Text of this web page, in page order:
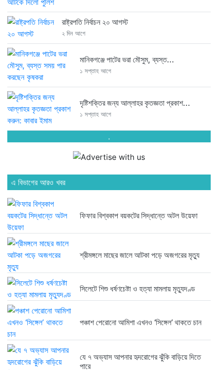
রাষ্ট্রপতি নির্বাচন ২০ আগস্ট
২ দিন আগে
মানিকগঞ্জে পাটের ভরা মৌসুম, ব্যস্ত...
১ সপ্তাহ আগে
দৃষ্টিশক্তির জন্য আল্লাহর কৃতজ্ঞতা প্রকাশ...
১ সপ্তাহ আগে
.
এ বিভাগের আরও খবর
ফিফার বিশ্বকাপ বয়কটের সিদ্ধান্তে অটল উয়েফা
শ্রীমঙ্গলে মাছের জালে আটকা পড়ে অজগরের মৃত্যু
সিলেটে শিশু ধর্ষণচেষ্টা ও হত্যা মামলায় মৃত্যুদণ্ড
পঞ্চাশ পেরোনো আমিশা এখনও ‘সিঙ্গেল’ থাকতে চান
যে ৭ অভ্যাস আপনার হৃদরোগের ঝুঁকি বাড়িয়ে দিতে
পারে